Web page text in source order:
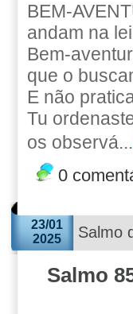
BEM-
andam na
Bem-
que o
E não
Tu
os observá...
0
23/01
2025
Salmo
Salmo